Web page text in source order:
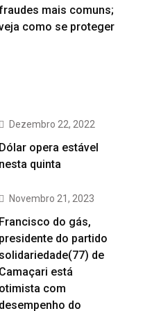
mais comuns;
como se proteger
Dezembro 22, 2022
Dólar opera estável
nesta quinta
Novembro 21, 2023
Francisco do gás,
presidente do partido
solidariedade(77) de
Camaçari está
otimista com
desempenho do